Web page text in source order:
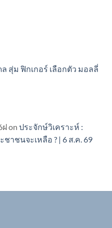
ล สุ่ม ฟิกเกอร์ เลือกตัว มอลลี่
ฝon ประจักษ์วิเคราะห์ :
าชนจะเหลือ ? | 6 ส.ค. 69